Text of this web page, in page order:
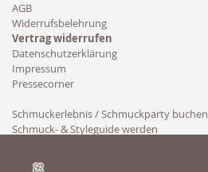
AGB
Widerrufsbelehrung
Vertrag widerrufen
Datenschutzerklärung
Impressum
Pressecorner
Schmuckerlebnis / Schmuckparty buchen
Schmuck- & Styleguide werden